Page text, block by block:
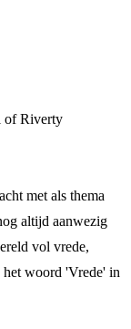
of Riverty
met als thema
altijd aanwezig
vol vrede,
het woord 'Vrede' in